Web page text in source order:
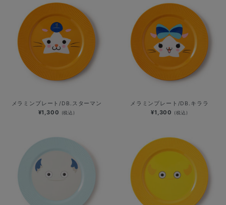
メラミンプレート/DB.スターマン
¥1,300 (税込)
メラミンプレート/DB.キララ
¥1,300 (税込)